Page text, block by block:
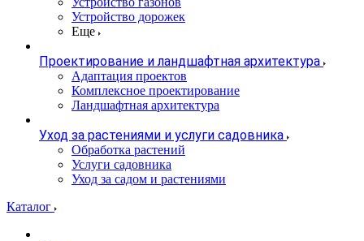
Устройство дорожек
Еще
Проектирование и ландшафтная архитектура
Адаптация проектов
Комплексное проектирование
Ландшафтная архитектура
Уход за растениями и услуги садовника
Обработка растений
Услуги садовника
Уход за садом и растениями
Каталог